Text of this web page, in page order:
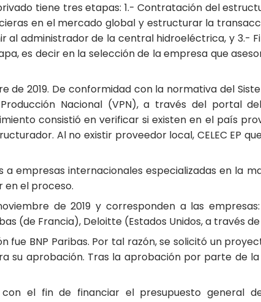
tiene tres etapas: 1.- Contratación del
en el mercado global y estructurar la
al administrador de la central hidroeléctrica, y 3.-
es decir en la selección de la empresa que
de 2019. De conformidad con la normativa del
Nacional (VPN), a través del portal
consistió en verificar si existen en el país
Al no existir proveedor local, CELEC EP
a empresas internacionales especializadas en la
en el proceso.
de 2019 y corresponden a las
(de Francia), Deloitte (Estados Unidos, a través
fue BNP Paribas. Por tal razón, se solicitó un
su aprobación. Tras la aprobación por parte de
con el fin de financiar el presupuesto general